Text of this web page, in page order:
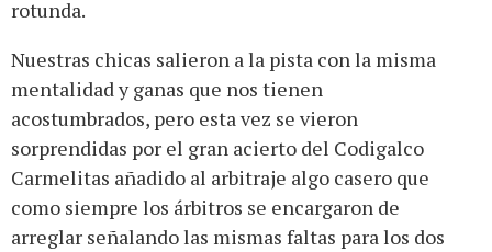
rotunda.
Nuestras chicas salieron a la pista con la misma
mentalidad y ganas que nos tienen
acostumbrados, pero esta vez se vieron
sorprendidas por el gran acierto del Codigalco
Carmelitas añadido al arbitraje algo casero que
como siempre los árbitros se encargaron de
arreglar señalando las mismas faltas para los dos